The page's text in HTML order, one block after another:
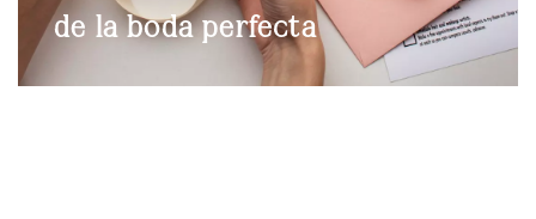
de la boda perfecta